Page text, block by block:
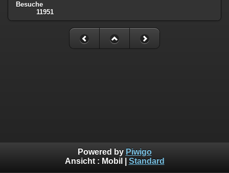
Besuche
11951
Powered by Piwigo
Ansicht : Mobil Standard